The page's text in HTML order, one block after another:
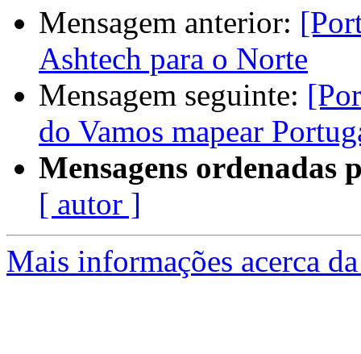
Mensagem anterior:
Ashtech para o Norte
Mensagem seguinte:
do Vamos mapear
Mensagens ordenadas
[ autor ]
Mais informações acerca